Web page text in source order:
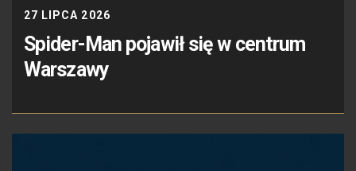
27 LIPCA 2026
Spider-Man pojawił się w centrum
Warszawy